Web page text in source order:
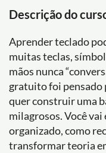
Descrição do
Aprender teclado
muitas teclas,
mãos nunca
gratuito foi pensado
quer construir uma
milagrosos. Você
organizado, como
transformar teoria